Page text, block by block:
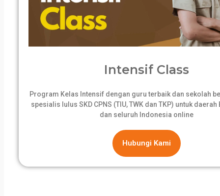
Intensif Class
Program Kelas Intensif dengan guru terbaik dan sekolah
spesialis lulus SKD CPNS (TIU, TWK dan TKP) untuk
dan seluruh Indonesia online
Hubungi Kami